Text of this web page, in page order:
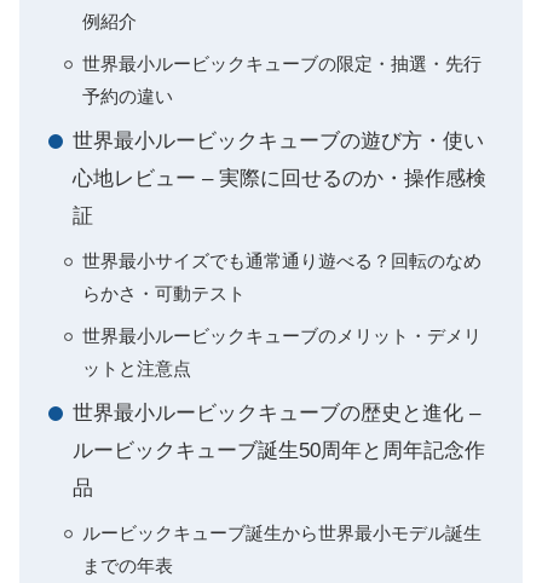
例紹介
世界最小ルービックキューブの限定・抽選・先行
予約の違い
世界最小ルービックキューブの遊び方・使い
心地レビュー – 実際に回せるのか・操作感検
証
世界最小サイズでも通常通り遊べる？回転のなめ
らかさ・可動テスト
世界最小ルービックキューブのメリット・デメリ
ットと注意点
世界最小ルービックキューブの歴史と進化 –
ルービックキューブ誕生50周年と周年記念作
品
ルービックキューブ誕生から世界最小モデル誕生
までの年表